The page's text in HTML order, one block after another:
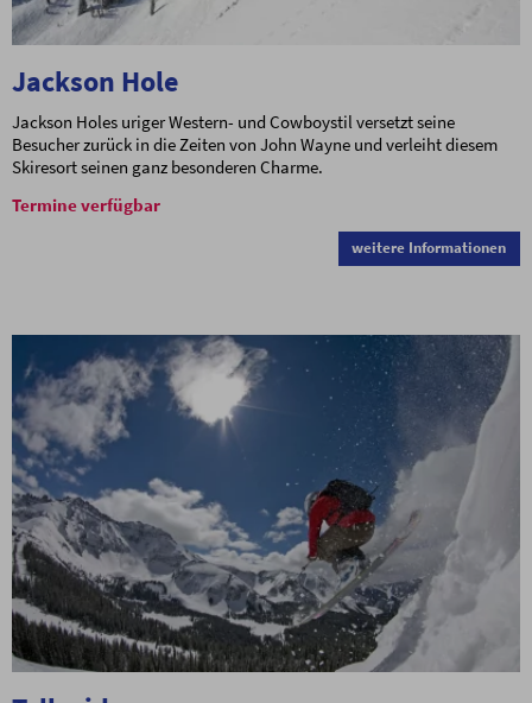
Jackson Hole
Jackson Holes uriger Western- und Cowboystil versetzt seine
Besucher zurück in die Zeiten von John Wayne und verleiht diesem
Skiresort seinen ganz besonderen Charme.
Termine verfügbar
weitere Informationen